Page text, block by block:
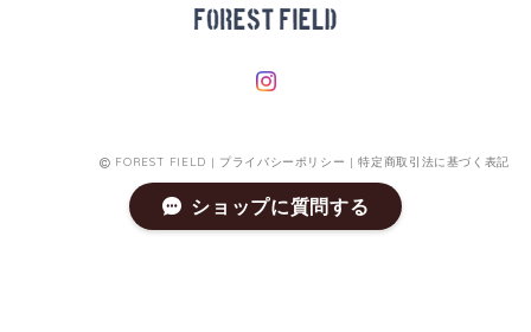
FOREST FIELD | プライバシーポリシー |特定商取引法に基づく表記
ショップに質問する